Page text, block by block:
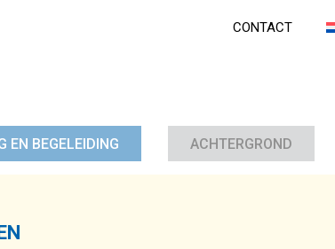
CONTACT
EN BEGELEIDING ACHTERGROND